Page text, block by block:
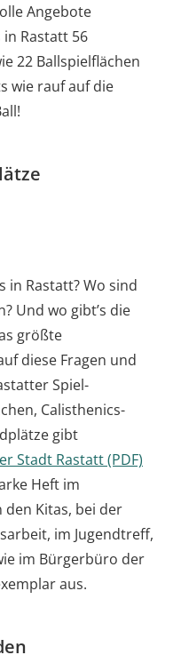
Angebote
Rastatt 56
22 Ballspielflächen
wie rauf auf die
in Rastatt? Wo sind
Und wo gibt’s die
größte
diese Fragen und
Spiel-
Calisthenics-
gibt
Stadt Rastatt(PDF)
Heft im
Kitas, bei der
im Jugendtreff,
im Bürgerbüro der
aus.